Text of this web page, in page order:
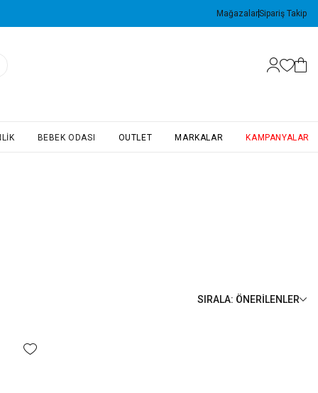
MağazalarSipariş Takip
BEBEK ODASI OUTLET MARKALAR KAMPANYALAR
SIRALA: ÖNERILENLER